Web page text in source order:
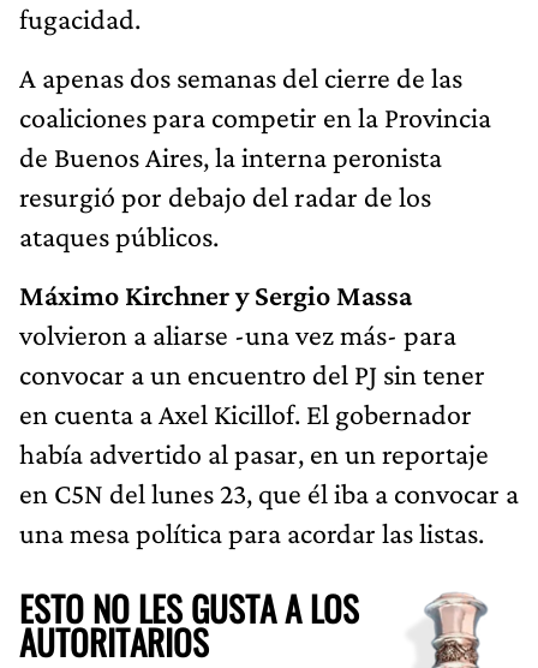
fugacidad.
A apenas dos semanas del cierre de las
coaliciones para competir en la Provincia
de Buenos Aires, la interna peronista
resurgió por debajo del radar de los
ataques públicos.
Máximo Kirchner y Sergio Massa
volvieron a aliarse -una vez más- para
convocar a un encuentro del PJ sin tener
en cuenta a Axel Kicillof. El gobernador
había advertido al pasar, en un reportaje
en C5N del lunes 23, que él iba a convocar a
una mesa política para acordar las listas.
ESTO NO LES GUSTA A LOS
AUTORITARIOS